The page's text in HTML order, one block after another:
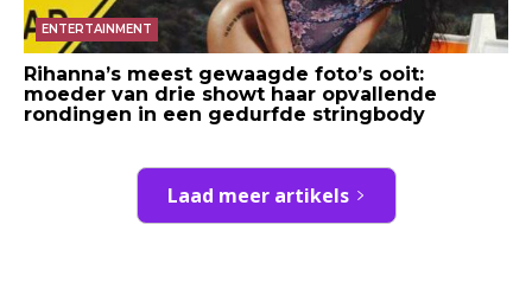
ENTERTAINMENT
Rihanna’s meest gewaagde foto’s ooit:
moeder van drie showt haar opvallende
rondingen in een gedurfde stringbody
Laad meer artikels